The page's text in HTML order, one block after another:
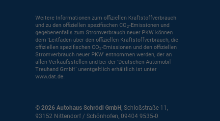
Weitere Informationen zum offiziellen Kraftstoffverbrauch
und zu den offiziellen spezifischen CO2-Emissionen und
gegebenenfalls zum Stromverbrauch neuer PKW können
dem 'Leitfaden über den offiziellen Kraftstoffverbrauch, die
offiziellen spezifischen CO2-Emissionen und den offiziellen
Stromverbrauch neuer PKW' entnommen werden, der an
allen Verkaufsstellen und bei der 'Deutschen Automobil
Treuhand GmbH' unentgeltlich erhältlich ist unter
www.dat.de.
© 2026 Autohaus Schrödl GmbH, Schloßstraße 11 ,
93152 Nittendorf / Schönhofen, 09404 9535-0